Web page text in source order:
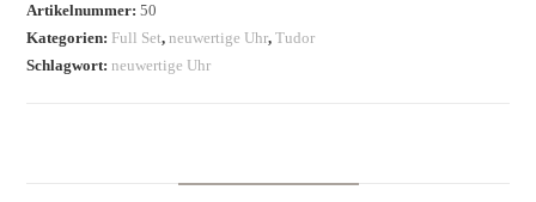
Artikelnummer:50
Kategorien: Full Set,neuwertige Uhr,Tudor
Schlagwort:neuwertige Uhr